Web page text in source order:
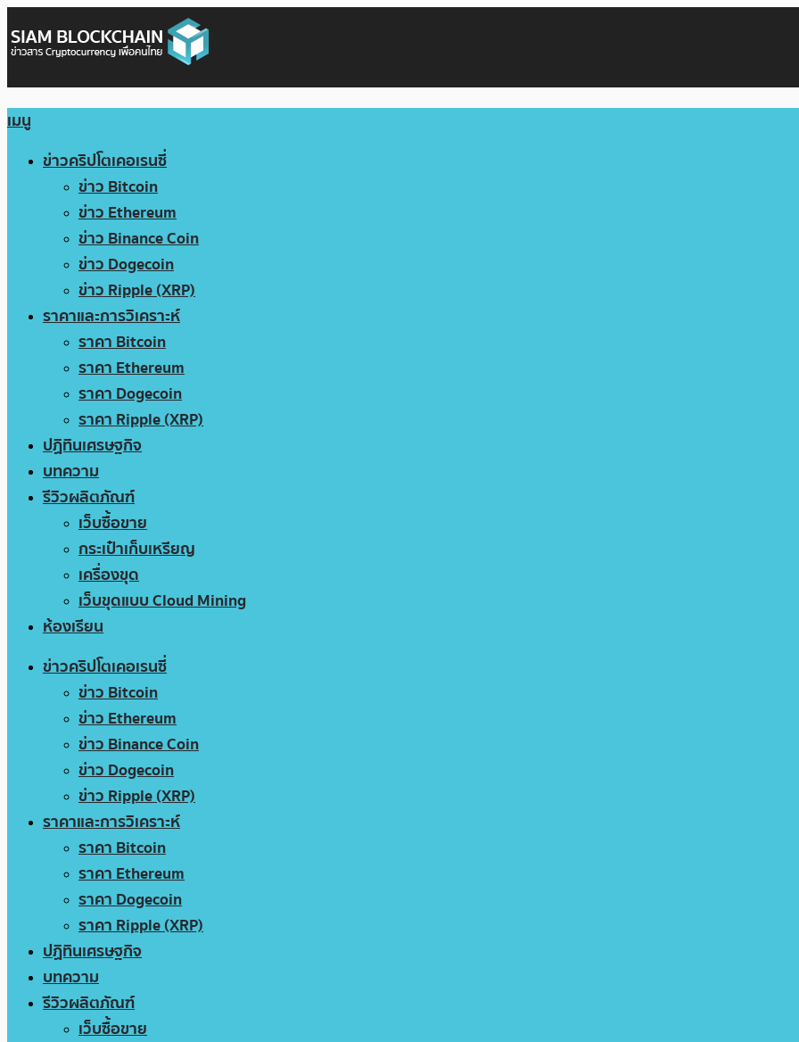
เมนู
ข่าวคริปโตเคอเรนซี่
ข่าว Bitcoin
ข่าว Ethereum
ข่าว Binance Coin
ข่าว Dogecoin
ข่าว Ripple (XRP)
ราคาและการวิเคราะห์
ราคา Bitcoin
ราคา Ethereum
ราคา Dogecoin
ราคา Ripple (XRP)
ปฏิทินเศรษฐกิจ
บทความ
รีวิวผลิตภัณฑ์
เว็บซื้อขาย
กระเป๋าเก็บเหรียญ
เครื่องขุด
เว็บขุดแบบ Cloud Mining
ห้องเรียน
ข่าวคริปโตเคอเรนซี่
ข่าว Bitcoin
ข่าว Ethereum
ข่าว Binance Coin
ข่าว Dogecoin
ข่าว Ripple (XRP)
ราคาและการวิเคราะห์
ราคา Bitcoin
ราคา Ethereum
ราคา Dogecoin
ราคา Ripple (XRP)
ปฏิทินเศรษฐกิจ
บทความ
รีวิวผลิตภัณฑ์
เว็บซื้อขาย